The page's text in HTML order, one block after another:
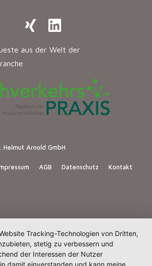
aus der Welt der
Helmut Arnold GmbH
AGB Datenschutz Kontakt
Tracking-Technologien von Dritten,
stetig zu verbessern und
der Interessen der Nutzer
damit einverstanden und kann meine